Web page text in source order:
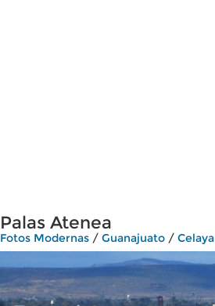
Palas Atenea
Fotos Modernas / Guanajuato / Celaya